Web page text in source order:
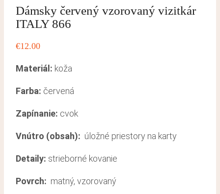
Dámsky červený vzorovaný vizitkár
ITALY 866
€12.00
Materiál: koža
Farba: červená
Zapínanie: cvok
Vnútro (obsah): úložné priestory na karty
Detaily: strieborné kovanie
Povrch: matný, vzorovaný